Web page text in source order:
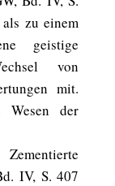
zu einem
geistige
von
mit.
Wesen der
IV, S. 407